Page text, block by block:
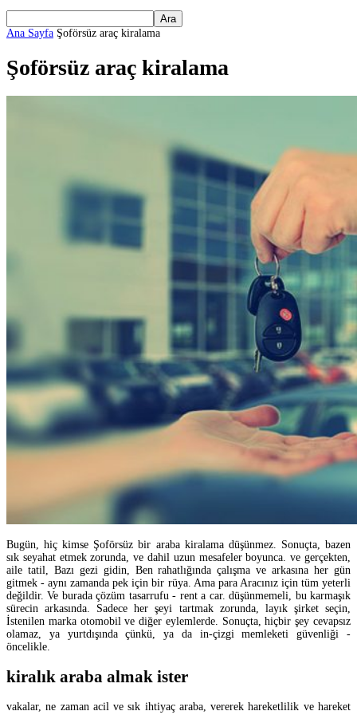
Ana Sayfa Şoförsüz araç kiralama
Şoförsüz araç kiralama
Bugün, hiç kimse Şoförsüz bir araba kiralama düşünmez. Sonuçta, bazen
sık seyahat etmek zorunda, ve dahil uzun mesafeler boyunca. ve gerçekten,
aile tatil, Bazı gezi gidin, Ben rahatlığında çalışma ve arkasına her gün
gitmek - aynı zamanda pek için bir rüya. Ama para Aracınız için tüm yeterli
değildir. Ve burada çözüm tasarrufu - rent a car. düşünmemeli, bu karmaşık
sürecin arkasında. Sadece her şeyi tartmak zorunda, layık şirket seçin,
İstenilen marka otomobil ve diğer eylemlerde. Sonuçta, hiçbir şey cevapsız
olamaz, ya yurtdışında çünkü, ya da in-çizgi memleketi güvenliği -
öncelikle.
kiralık araba almak ister
vakalar, ne zaman acil ve sık ihtiyaç araba, vererek hareketlilik ve hareket